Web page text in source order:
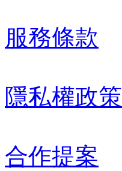
服務條款
隱私權政策
合作提案